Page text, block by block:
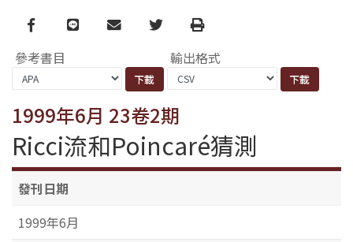
Facebook
line email TwitterPrint
參考書目 輸出格式
1999年6月 23卷2期
Ricci流和Poincaré猜測
發刊日期
1999年6月